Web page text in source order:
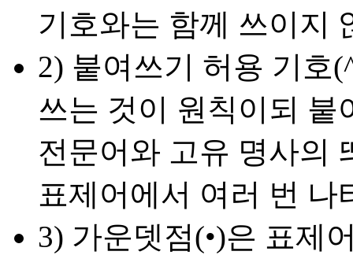
기호와는 함께 쓰이지
2) 붙여쓰기 허용 기호
쓰는 것이 원칙이되 붙
전문어와 고유 명사의
표제어에서 여러 번 나
3) 가운뎃점(•)은 표제